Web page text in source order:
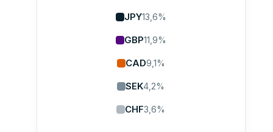
JPY13,6%
GBP11,9%
CAD9,1%
SEK4,2%
CHF3,6%